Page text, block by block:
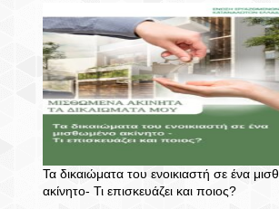
Τα δικαιώματα του ενοικιαστή σε ένα
ακίνητο- Τι επισκευάζει και ποιος?